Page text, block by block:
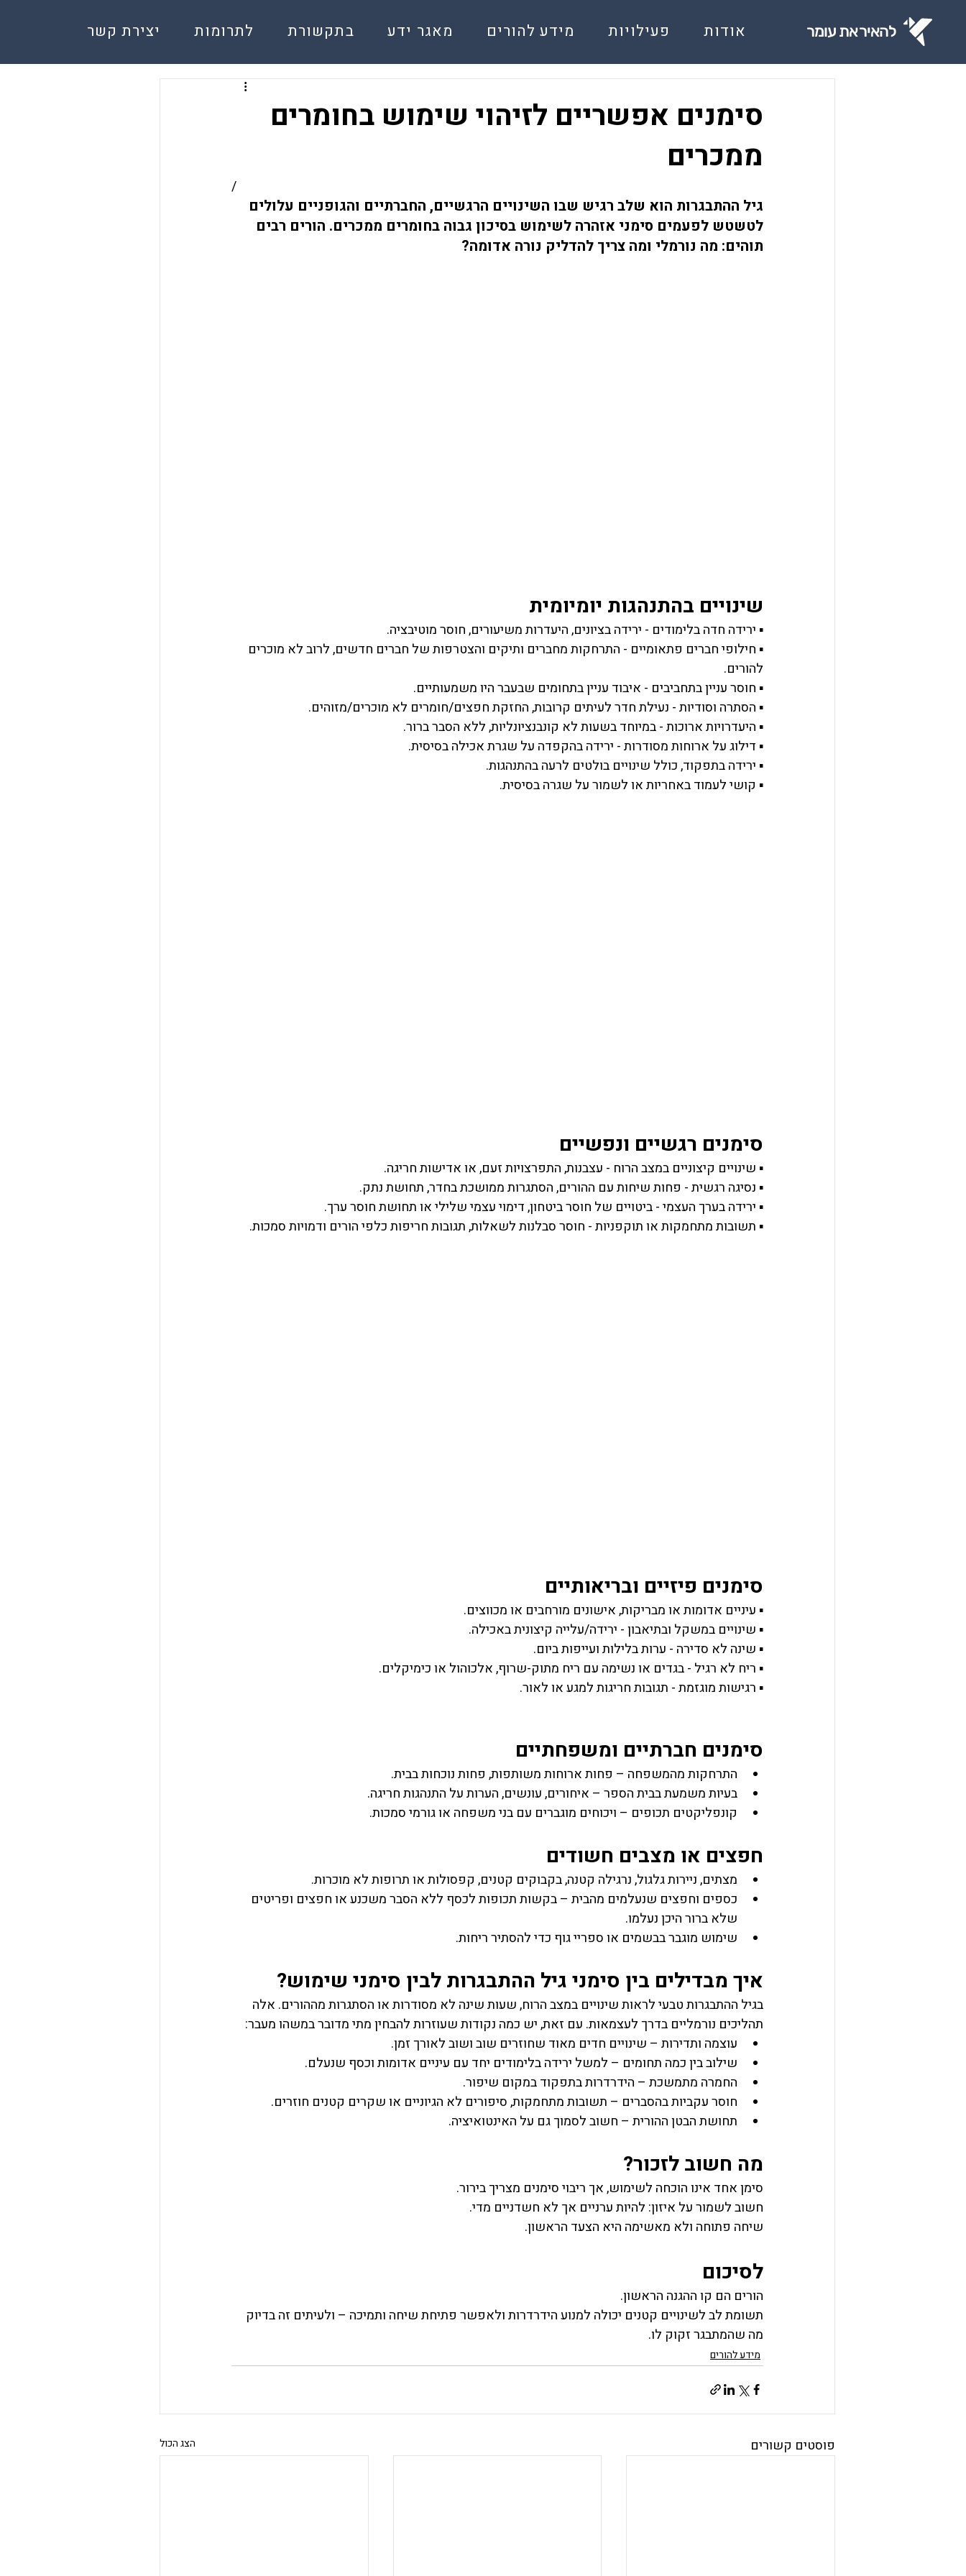
אודות פעילויות מידע להורים מאגר ידע בתקשורת לתרומות יצירת קשר להאיר את עומר
סימנים אפשריים לזיהוי שימוש בחומרים
ממכרים
/
גיל ההתבגרות הוא שלב רגיש שבו השינויים הרגשיים, החברתיים והגופניים עלולים
לטשטש לפעמים סימני אזהרה לשימוש בסיכון גבוה בחומרים ממכרים. הורים רבים
תוהים: מה נורמלי ומה צריך להדליק נורה אדומה?
שינויים בהתנהגות יומיומית
▪ ירידה חדה בלימודים - ירידה בציונים, היעדרות משיעורים, חוסר מוטיבציה.
▪ חילופי חברים פתאומיים - התרחקות מחברים ותיקים והצטרפות של חברים חדשים, לרוב לא מוכרים
להורים.
▪ חוסר עניין בתחביבים - איבוד עניין בתחומים שבעבר היו משמעותיים.
▪ הסתרה וסודיות - נעילת חדר לעיתים קרובות, החזקת חפצים/חומרים לא מוכרים/מזוהים.
▪ היעדרויות ארוכות - במיוחד בשעות לא קונבנציונליות, ללא הסבר ברור.
▪ דילוג על ארוחות מסודרות - ירידה בהקפדה על שגרת אכילה בסיסית.
▪ ירידה בתפקוד, כולל שינויים בולטים לרעה בהתנהגות.
▪ קושי לעמוד באחריות או לשמור על שגרה בסיסית.
סימנים רגשיים ונפשיים
▪ שינויים קיצוניים במצב הרוח - עצבנות, התפרצויות זעם, או אדישות חריגה.
▪ נסיגה רגשית - פחות שיחות עם ההורים, הסתגרות ממושכת בחדר, תחושת נתק.
▪ ירידה בערך העצמי - ביטויים של חוסר ביטחון, דימוי עצמי שלילי או תחושת חוסר ערך.
▪ תשובות מתחמקות או תוקפניות - חוסר סבלנות לשאלות, תגובות חריפות כלפי הורים ודמויות סמכות.
סימנים פיזיים ובריאותיים
▪ עיניים אדומות או מבריקות, אישונים מורחבים או מכווצים.
▪ שינויים במשקל ובתיאבון - ירידה/עלייה קיצונית באכילה.
▪ שינה לא סדירה - ערות בלילות ועייפות ביום.
▪ ריח לא רגיל - בגדים או נשימה עם ריח מתוק-שרוף, אלכוהול או כימיקלים.
▪ רגישות מוגזמת - תגובות חריגות למגע או לאור.
סימנים חברתיים ומשפחתיים
התרחקות מהמשפחה – פחות ארוחות משותפות, פחות נוכחות בבית.
בעיות משמעת בבית הספר – איחורים, עונשים, הערות על התנהגות חריגה.
קונפליקטים תכופים – ויכוחים מוגברים עם בני משפחה או גורמי סמכות.
חפצים או מצבים חשודים
מצתים, ניירות גלגול, נרגילה קטנה, בקבוקים קטנים, קפסולות או תרופות לא מוכרות.
כספים וחפצים שנעלמים מהבית – בקשות תכופות לכסף ללא הסבר משכנע או חפצים ופריטים
שלא ברור היכן נעלמו.
שימוש מוגבר בבשמים או ספריי גוף כדי להסתיר ריחות.
איך מבדילים בין סימני גיל ההתבגרות לבין סימני שימוש?
בגיל ההתבגרות טבעי לראות שינויים במצב הרוח, שעות שינה לא מסודרות או הסתגרות מההורים. אלה
תהליכים נורמליים בדרך לעצמאות. עם זאת, יש כמה נקודות שעוזרות להבחין מתי מדובר במשהו מעבר:
עוצמה ותדירות – שינויים חדים מאוד שחוזרים שוב ושוב לאורך זמן.
שילוב בין כמה תחומים – למשל ירידה בלימודים יחד עם עיניים אדומות וכסף שנעלם.
החמרה מתמשכת – הידרדרות בתפקוד במקום שיפור.
חוסר עקביות בהסברים – תשובות מתחמקות, סיפורים לא הגיוניים או שקרים קטנים חוזרים.
תחושת הבטן ההורית – חשוב לסמוך גם על האינטואיציה.
מה חשוב לזכור?
סימן אחד אינו הוכחה לשימוש, אך ריבוי סימנים מצריך בירור.
חשוב לשמור על איזון: להיות ערניים אך לא חשדניים מדי.
שיחה פתוחה ולא מאשימה היא הצעד הראשון.
לסיכום
הורים הם קו ההגנה הראשון.
תשומת לב לשינויים קטנים יכולה למנוע הידרדרות ולאפשר פתיחת שיחה ותמיכה – ולעיתים זה בדיוק
מה שהמתבגר זקוק לו.
מידע להורים
פוסטים קשורים הצג הכול